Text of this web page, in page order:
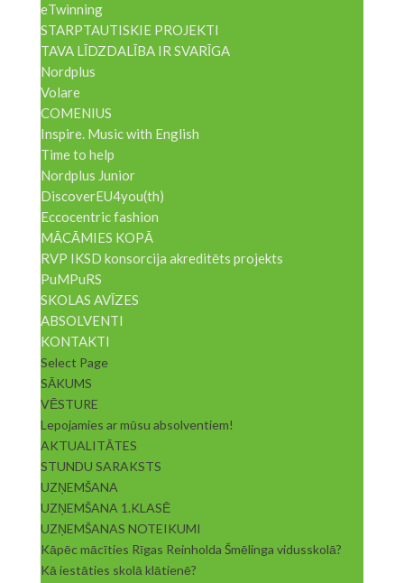
eTwinning
STARPTAUTISKIE PROJEKTI
TAVA LĪDZDALĪBA IR SVARĪGA
Nordplus
Volare
COMENIUS
Inspire. Music with English
Time to help
Nordplus Junior
DiscoverEU4you(th)
Eccocentric fashion
MĀCĀMIES KOPĀ
RVP IKSD konsorcija akreditēts projekts
PuMPuRS
SKOLAS AVĪZES
ABSOLVENTI
KONTAKTI
Select Page
SĀKUMS
VĒSTURE
Lepojamies ar mūsu absolventiem!
AKTUALITĀTES
STUNDU SARAKSTS
UZŅEMŠANA
UZŅEMŠANA 1.KLASĒ
UZŅEMŠANAS NOTEIKUMI
Kāpēc mācīties Rīgas Reinholda Šmēlinga vidusskolā?
Kā iestāties skolā klātienē?